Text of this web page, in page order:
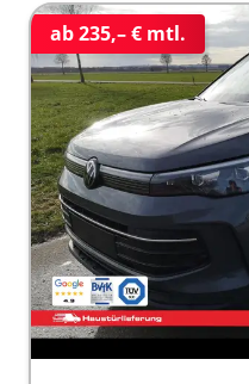
ab 235,– € mtl.